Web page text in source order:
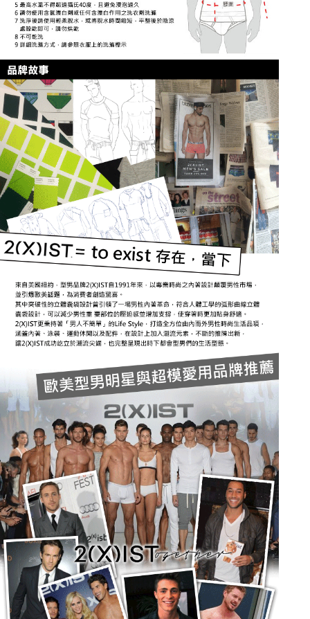
請求用戶進行身份認證。
５．嚴禁一人註冊多個帳號或使用他人資訊註冊。若發現惡意使用之情形，
恩沛科技股份有限公司將有權停止該用戶之使用額度並採取法律行動。